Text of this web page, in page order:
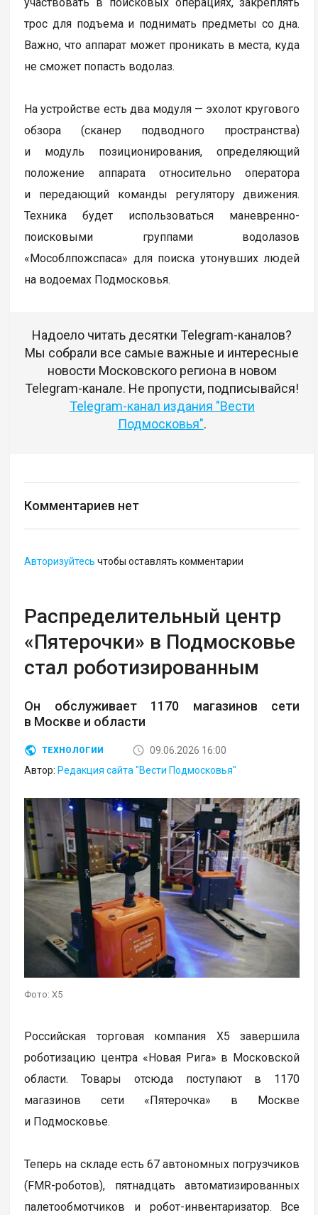
трос для подъема и поднимать предметы со дна.
Важно, что аппарат может проникать в места, куда
не сможет попасть водолаз.
На устройстве есть два модуля — эхолот кругового
обзора (сканер подводного пространства)
и модуль позиционирования, определяющий
положение аппарата относительно оператора
и передающий команды регулятору движения.
Техника будет использоваться маневренно-
поисковыми группами водолазов
«Мособлпожспаса» для поиска утонувших людей
на водоемах Подмосковья.
Надоело читать десятки Telegram-каналов?
Мы собрали все самые важные и интересные
новости Московского региона в новом
Telegram-канале. Не пропусти, подписывайся!
Telegram-канал издания "Вести
Подмосковья".
Комментариев нет
Авторизуйтесь чтобы оставлять комментарии
Распределительный центр
«Пятерочки» в Подмосковье
стал роботизированным
Он обслуживает 1170 магазинов сети
в Москве и области
ТЕХНОЛОГИИ
09.06.2026 16:00
Автор: Редакция сайта "Вести Подмосковья"
Фото: X5
Российская торговая компания X5 завершила
роботизацию центра «Новая Рига» в Московской
области. Товары отсюда поступают в 1170
магазинов сети «Пятерочка» в Москве
и Подмосковье.
Теперь на складе есть 67 автономных погрузчиков
(FMR-роботов), пятнадцать автоматизированных
палетообмотчиков и робот-инвентаризатор. Все